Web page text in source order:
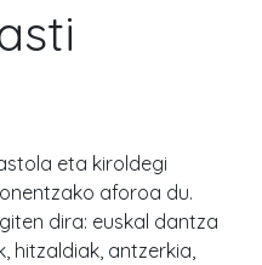
eta kiroldegi
aforoa du.
dira: euskal dantza
hitzaldiak, antzerkia,